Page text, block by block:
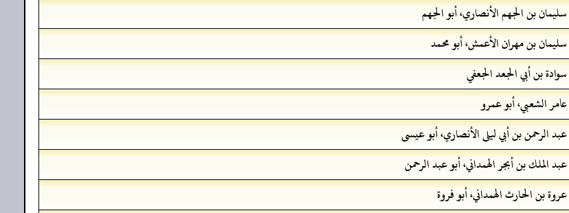
سليمان بن الجهم الأنصاري، أبو الجهم
سليمان بن مهران الأعمش، أبو محمد
سوادة بن أبي الجعد الجعفي
عامر الشعبي، أبو عمرو
عبد الرحمن بن أبي ليلى الأنصاري، أبو عيسى
عبد الملك بن أبجر الهمداني، أبو عبد الرحمن
عروة بن الحارث الهمداني، أبو فروة